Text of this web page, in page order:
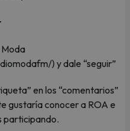
Moda
) y dale “seguir”
en los “comentarios”
gustaría conocer a ROA e
participando.